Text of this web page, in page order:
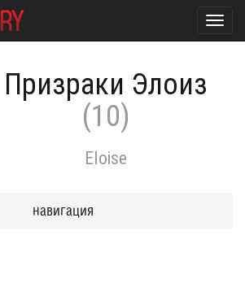
Призраки Элоиз
(10)
Eloise
навигация